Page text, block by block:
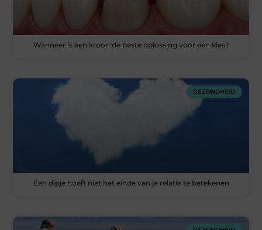
Wanneer is een kroon de beste oplossing voor een kies?
GEZONDHEID
Een dipje hoeft niet het einde van je relatie te betekenen